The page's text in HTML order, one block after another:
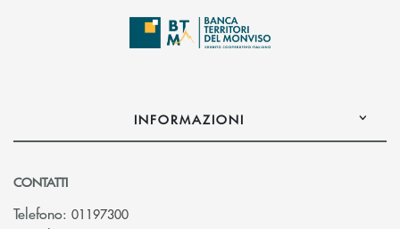
INFORMAZIONI
CONTATTI
Telefono: 01197300